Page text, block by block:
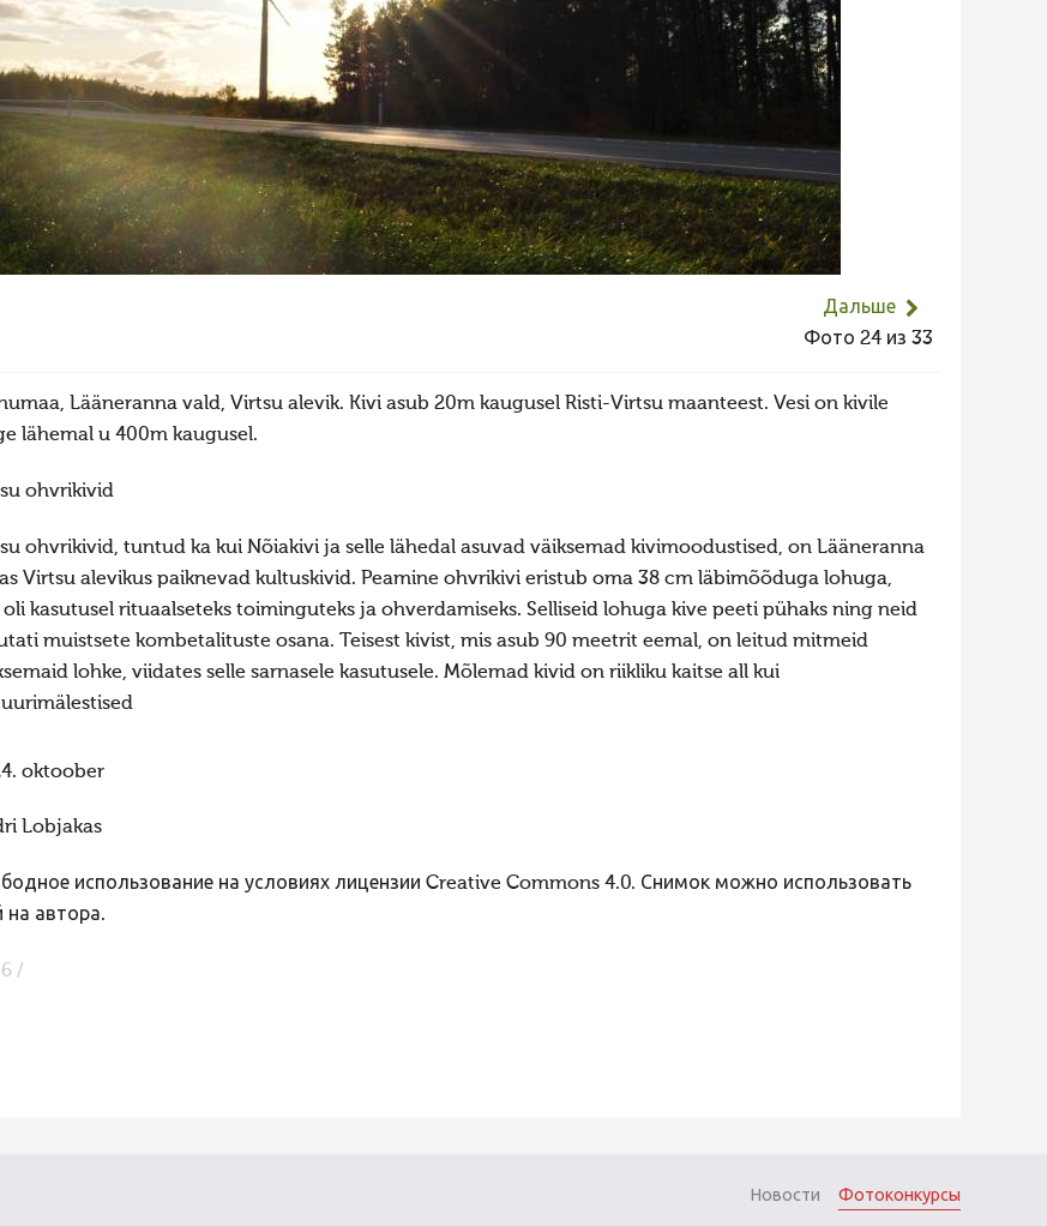
Дальше
Фото 24 из 33
Lääneranna vald, Virtsu alevik. Kivi asub 20m kaugusel Risti-Virtsu maanteest. Vesi on kivile
lähemal u 400m kaugusel.
ohvrikivid
ohvrikivid, tuntud ka kui Nõiakivi ja selle lähedal asuvad väiksemad kivimoodustised, on Lääneranna
Virtsu alevikus paiknevad kultuskivid. Peamine ohvrikivi eristub oma 38 cm läbimõõduga lohuga,
oli kasutusel rituaalseteks toiminguteks ja ohverdamiseks. Selliseid lohuga kive peeti pühaks ning neid
muistsete kombetalituste osana. Teisest kivist, mis asub 90 meetrit eemal, on leitud mitmeid
lohke, viidates selle sarnasele kasutusele. Mõlemad kivid on riikliku kaitse all kui
oktoober
Lobjakas
использование на условиях лицензии Creative Commons 4.0. Снимок можно использовать
на автора.
/
Новости Фотоконкурсы